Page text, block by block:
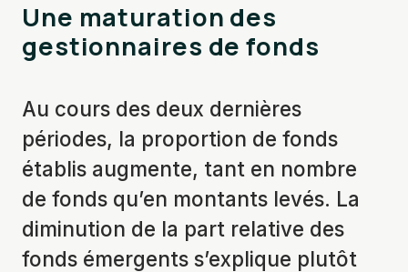
Une maturation des
gestionnaires de fonds
Au cours des deux dernières
périodes, la proportion de fonds
établis augmente, tant en nombre
de fonds qu’en montants levés. La
diminution de la part relative des
fonds émergents s’explique plutôt